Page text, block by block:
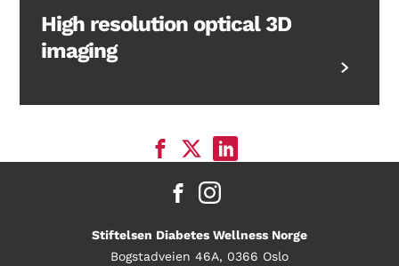
High resolution optical 3D
imaging
Stiftelsen Diabetes Wellness Norge
Bogstadveien 46A, 0366 Oslo